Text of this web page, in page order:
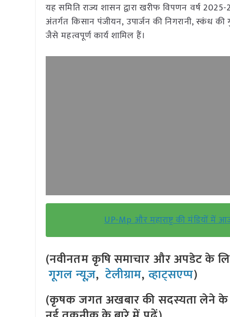
यह समिति राज्य शासन द्वारा खरीफ विपणन वर्ष
अंतर्गत किसान पंजीयन, उपार्जन की निगरानी, स्कंध
जैसे महत्वपूर्ण कार्य शामिल हैं।
UP-Mp और महाराष्ट्र की मंडियों में
(नवीनतम कृषि समाचार और अपडेट के
गूगल न्यूज़,टेलीग्राम,व्हाट्सएप्प)
(कृषक जगत अखबार की सदस्यता लेने के